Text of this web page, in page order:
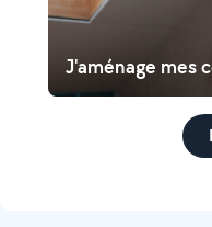
J'aménage mes